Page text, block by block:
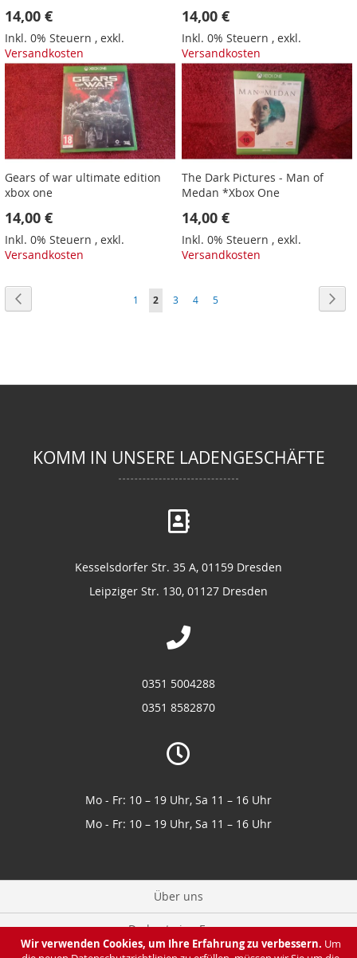
Wir verwenden Cookies, um Ihre Erfahrung zu verbessern. Um
14,00 €
Inkl. 0% Steuern , exkl.
Versandkosten
14,00 €
Inkl. 0% Steuern ,exkl.
Versandkosten
Gears of war ultimate edition
xbox one
14,00 €
Inkl. 0% Steuern , exkl.
Versandkosten
The Dark Pictures - Man of
Medan *Xbox One
14,00 €
Inkl. 0% Steuern ,exkl.
Versandkosten
Seite
Seite
1
Sie
2 Seite
3 Seite
4 Seite
5
KOMM IN UNSERE LADENGESCHÄFTE
Kesselsdorfer Str. 35 A, 01159 Dresden
Leipziger Str. 130, 01127 Dresden
0351 5004288
0351 8582870
Mo - Fr: 10 – 19 Uhr, Sa 11 – 16 Uhr
Mo - Fr: 10 – 19 Uhr, Sa 11 – 16 Uhr
Über uns
Du hast eine Frage